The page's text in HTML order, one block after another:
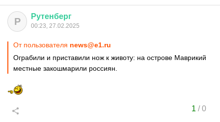
Р Рутенберг
00:23, 27.02.2025
От пользователя news@e1.ru
Ограбили и приставили нож к животу: на острове Маврикий
местные закошмарили россиян.
1 /0